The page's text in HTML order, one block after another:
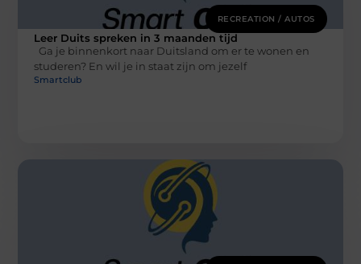
RECREATION / AUTOS
Leer Duits spreken in 3 maanden tijd
Ga je binnenkort naar Duitsland om er te wonen en
studeren? En wil je in staat zijn om jezelf
Smartclub